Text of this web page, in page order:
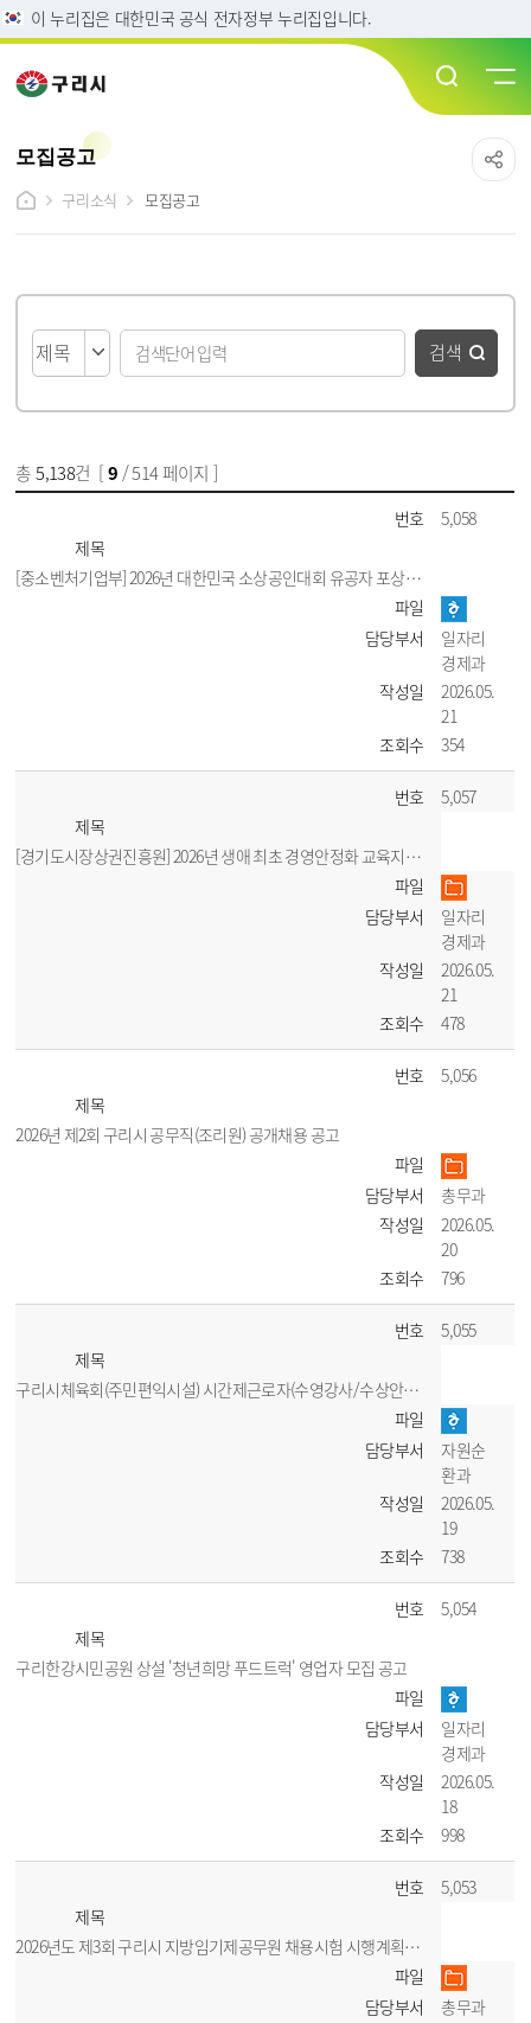
이 누리집은 대한민국 공식 전자정부 누리집입니다.
모집공고
구리소식
모집공고
검색
총5,138건 [9 / 514 페이지 ]
번호
5,058
제목
[중소벤처기업부] 2026년 대한민국 소상공인대회 유공자 포상 계획 공고
파일
담당부서
일자리
경제과
작성일
2026.05.
21
조회수
354
번호
5,057
제목
[경기도시장상권진흥원] 2026년 생애 최초 경영안정화 교육지원 모집공고
파일
담당부서
일자리
경제과
작성일
2026.05.
21
조회수
478
번호
5,056
제목
2026년 제2회 구리시 공무직(조리원) 공개채용 공고
파일
담당부서
총무과
작성일
2026.05.
20
조회수
796
번호
5,055
제목
구리시체육회(주민편익시설) 시간제근로자(수영강사/수상안전요원) 채용 공고
파일
담당부서
자원순
환과
작성일
2026.05.
19
조회수
738
번호
5,054
제목
구리한강시민공원 상설 '청년희망 푸드트럭' 영업자 모집 공고
파일
담당부서
일자리
경제과
작성일
2026.05.
18
조회수
998
번호
5,053
제목
2026년도 제3회 구리시 지방임기제공무원 채용시험 시행계획 공고
파일
담당부서
총무과